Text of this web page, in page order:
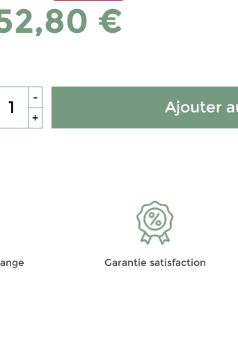
€
-
+
Ajouter
Garantie satisfaction